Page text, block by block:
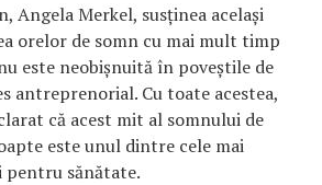
Angela Merkel, susținea același
orelor de somn cu mai mult timp
este neobișnuită în poveștile de
antreprenorial. Cu toate acestea,
că acest mit al somnului de
este unul dintre cele mai
sănătate.